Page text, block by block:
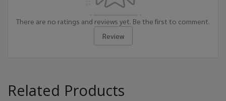
There are no ratings and reviews yet. Be the first to comment.
Review
Related Products